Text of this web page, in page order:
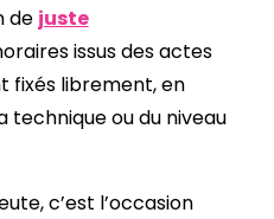
de juste
issus des actes
fixés librement, en
technique ou du niveau
c’est l’occasion